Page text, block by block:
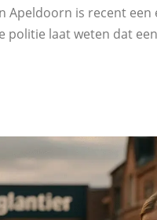
Apeldoorn is recent een
politie laat weten dat